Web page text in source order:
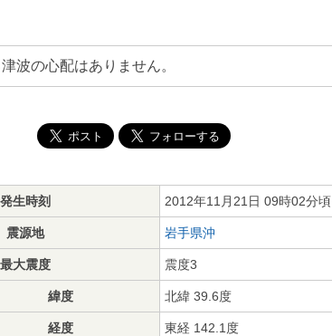
波の心配はありません。
発生時刻 2012年11月21日 09時02分頃
震源地 岩手県沖
最大震度 震度3
緯度 北緯 39.6度
経度 東経 142.1度